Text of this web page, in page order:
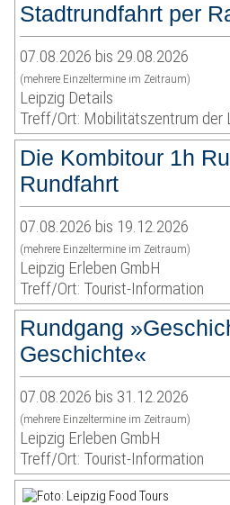
Stadtrundfahrt per
07.08.2026 bis 29.08.2026
(mehrere Einzeltermine im Zeitraum)
Leipzig Details
Treff/Ort: Mobilitätszentrum der
Die Kombitour 1h
Rundfahrt
07.08.2026 bis 19.12.2026
(mehrere Einzeltermine im Zeitraum)
Leipzig Erleben GmbH
Treff/Ort: Tourist-Information
Rundgang
Geschichte«
07.08.2026 bis 31.12.2026
(mehrere Einzeltermine im Zeitraum)
Leipzig Erleben GmbH
Treff/Ort: Tourist-Information